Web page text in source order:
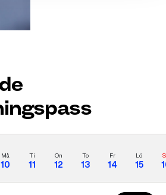
Må
10
Ti
11
On
12
To
13
Fr
14
Lö
15